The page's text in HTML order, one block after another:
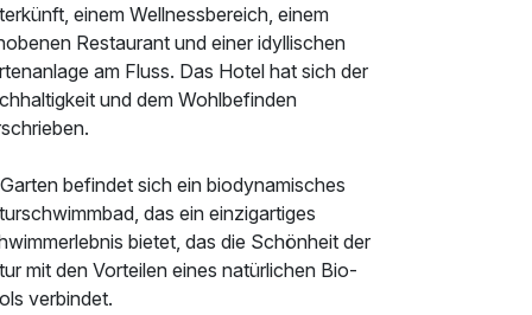
einem Wellnessbereich, einem
Restaurant und einer idyllischen
am Fluss. Das Hotel hat sich der
und dem Wohlbefinden
befindet sich ein biodynamisches
das ein einzigartiges
bietet, das die Schönheit der
mit den Vorteilen eines natürlichen Bio-
verbindet.